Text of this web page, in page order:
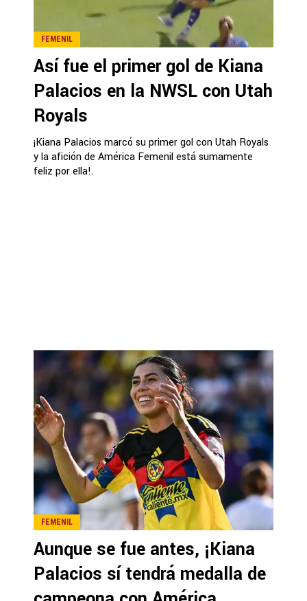
FEMENIL
Así fue el primer gol de Kiana
Palacios en la NWSL con Utah
Royals
¡Kiana Palacios marcó su primer gol con Utah Royals
y la afición de América Femenil está sumamente
feliz por ella!.
FEMENIL
Aunque se fue antes, ¡Kiana
Palacios sí tendrá medalla de